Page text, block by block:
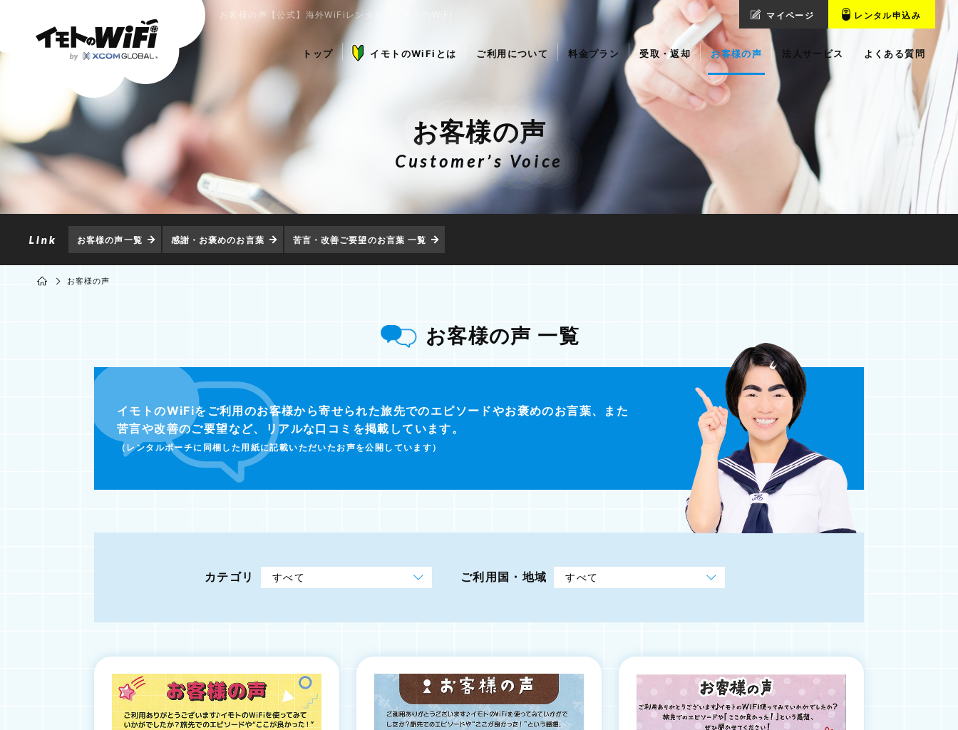
お客様の声【公式】海外WiFiレンタル｜イモトのWiFi マイページ レンタル申込み
トップ イモトのWiFiとは ご利用について 料金プラン 受取・返却 お客様の声 法人サービス よくある質問
お客様の声
Customer’s Voice
お客様の声一覧 感謝・お褒めのお言葉 苦言・改善ご要望のお言葉 一覧
お客様の声
お客様の声 一覧
イモトのWiFiをご利用のお客様から寄せられた旅先でのエピソードやお褒めのお言葉、また
苦言や改善のご要望など、リアルな口コミを掲載しています。
（レンタルポーチに同梱した用紙に記載いただいたお声を公開しています）
カテゴリ ご利用国・地域